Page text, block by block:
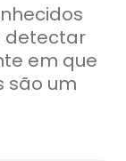
detectar
em que